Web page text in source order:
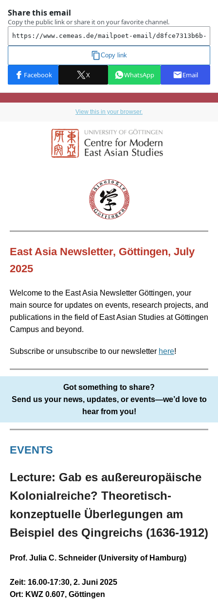
View this in your browser.
East Asia Newsletter, Göttingen, July
2025
Welcome to the East Asia Newsletter Göttingen, your
main source for updates on events, research projects, and
publications in the field of East Asian Studies at Göttingen
Campus and beyond.
Subscribe or unsubscribe to our newsletter here!
Got something to share?
Send us your news, updates, or events—we’d love to
hear from you!
EVENTS
Lecture: Gab es außereuropäische
Kolonialreiche? Theoretisch-
konzeptuelle Überlegungen am
Beispiel des Qingreichs (1636-1912)
Prof. Julia C. Schneider (University of Hamburg)
Zeit: 16.00-17:30, 2. Juni 2025
Ort: KWZ 0.607, Göttingen